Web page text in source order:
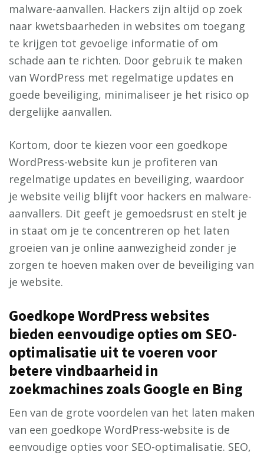
malware-aanvallen. Hackers zijn altijd op zoek
naar kwetsbaarheden in websites om toegang
te krijgen tot gevoelige informatie of om
schade aan te richten. Door gebruik te maken
van WordPress met regelmatige updates en
goede beveiliging, minimaliseer je het risico op
dergelijke aanvallen.
Kortom, door te kiezen voor een goedkope
WordPress-website kun je profiteren van
regelmatige updates en beveiliging, waardoor
je website veilig blijft voor hackers en malware-
aanvallers. Dit geeft je gemoedsrust en stelt je
in staat om je te concentreren op het laten
groeien van je online aanwezigheid zonder je
zorgen te hoeven maken over de beveiliging van
je website.
Goedkope WordPress websites
bieden eenvoudige opties om SEO-
optimalisatie uit te voeren voor
betere vindbaarheid in
zoekmachines zoals Google en Bing
Een van de grote voordelen van het laten maken
van een goedkope WordPress-website is de
eenvoudige opties voor SEO-optimalisatie. SEO,